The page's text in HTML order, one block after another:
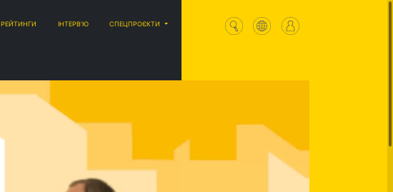
РЕЙТИНГИ ІНТЕРВ'Ю СПЕЦПРОЄКТИ